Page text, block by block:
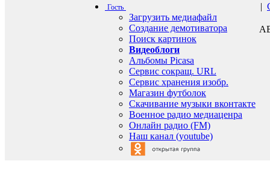
Гость
Загрузить медиафайл
Создание демотиватора
Поиск картинок
Видеоблоги
Альбомы Picasa
Сервис сокращ. URL
Сервис хранения изобр.
Магазин футболок
Скачивание музыки вконтакте
Военное радио медиаценра
Онлайн радио (FM)
Наш канал (youtube)
|